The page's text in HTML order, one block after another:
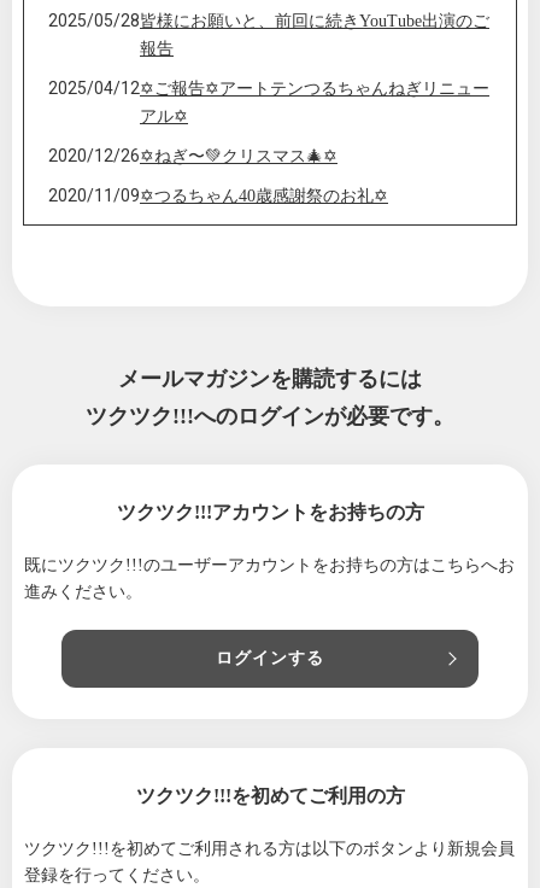
2025/05/28皆様にお願いと、前回に続きYouTube出演のご
報告
2025/04/12✡ご報告✡アートテンつるちゃんねぎリニュー
アル✡
2020/12/26✡ねぎ〜💚クリスマス🎄✡
2020/11/09✡つるちゃん40歳感謝祭のお礼✡
✡腸内環境・アレルギー改善✡
2019/12/26✡本日・日食新月大開運日✡
✡ご報告✡料理大国100選✡入賞✡
2019/10/24
💚お金がなくても支援ができる💚
つるちゃんおすすめ期間限定アートテンアス
パラガス💚
2019/05/01【令和アートテンつるちゃんねぎ】スター
ト！！
メールマガジンを購読するには
ツクツク!!!へのログインが必要です。
ツクツク!!!アカウントをお持ちの方
既にツクツク!!!のユーザーアカウントをお持ちの方はこちらへお
進みください。
ログインする
ツクツク!!!を初めてご利用の方
ツクツク!!!を初めてご利用される方は 以下のボタンより新規会員
登録を行ってください。